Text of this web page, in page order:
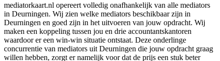
mediatorkaart.nl opereert volledig onafhankelijk van alle mediators
in Deurningen. Wij zien welke mediators beschikbaar zijn in
Deurningen en goed zijn in het uitvoeren van jouw opdracht. Wij
maken een koppeling tussen jou en drie accountantskantoren
waardoor er een win-win situatie ontstaat. Deze onderlinge
concurrentie van mediators uit Deurningen die jouw opdracht graag
willen hebben, zorgt er namelijk voor dat de prijs een stuk beter